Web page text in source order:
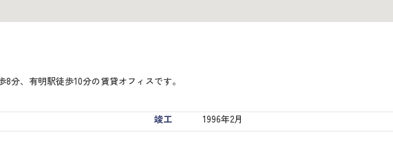
分、有明駅徒歩10分の賃貸オフィスです。
竣工 1996年2月